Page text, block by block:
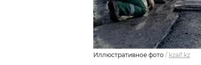
Иллюстративное фото / kzaif.kz